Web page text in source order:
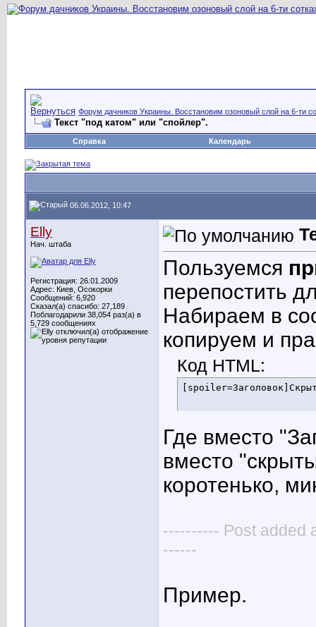
Форум дачников Украины. Восстановим озоновый слой на 6-ти
Текст "под катом" или "спойлер".
Справка Календарь
06.06.2012, 10:47
Elly
Нач. штаба
Регистрация: 26.01.2009
Адрес: Киев, Осокорки
Сообщений: 6,920
Сказал(а) спасибо: 27,189
Поблагодарили 38,054 раз(а) в
5,729 сообщениях
Пользуемся
перепостить
Набираем в
копируем и
Код HTML:
Где вместо
вместо
коротенько,
---------- Post added
------
Пример.